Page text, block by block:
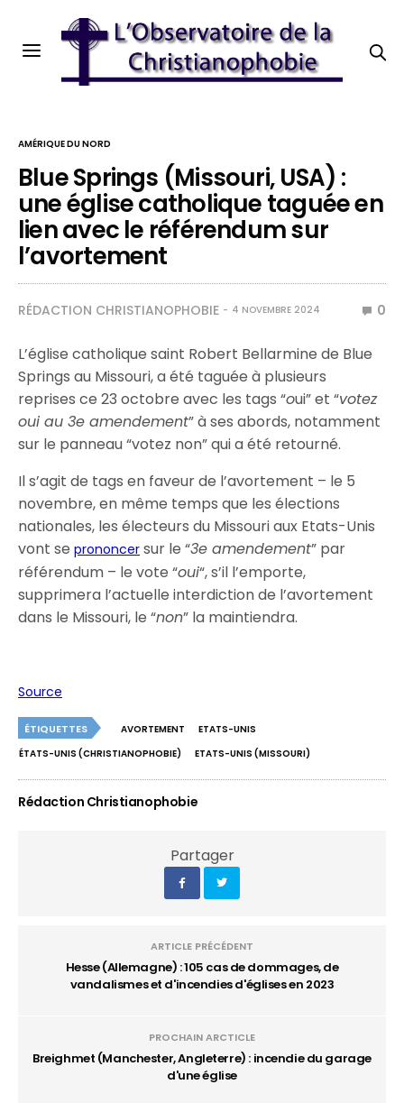
AMÉRIQUE DU NORD
Blue Springs (Missouri, USA) :
une église catholique taguée en
lien avec le référendum sur
l’avortement
RÉDACTION CHRISTIANOPHOBIE 4 NOVEMBRE 2024 0
L’église catholique saint Robert Bellarmine de Blue
Springs au Missouri, a été taguée à plusieurs
reprises ce 23 octobre avec les tags “oui” et “votez
oui au 3e amendement” à ses abords, notamment
sur le panneau “votez non” qui a été retourné.
Il s’agit de tags en faveur de l’avortement – le 5
novembre, en même temps que les élections
nationales, les électeurs du Missouri aux Etats-Unis
vont seprononcer sur le “3e amendement” par
référendum – le vote “oui“, s’il l’emporte,
supprimera l’actuelle interdiction de l’avortement
dans le Missouri, le “non” la maintiendra.
Source
ÉTIQUETTES AVORTEMENT
ETATS-UNIS
ÉTATS-UNIS (CHRISTIANOPHOBIE)
ETATS-UNIS (MISSOURI)
Rédaction Christianophobie
Partager
ARTICLE PRÉCÉDENT
Hesse (Allemagne) : 105 cas de dommages, de
vandalismes et d'incendies d'églises en 2023
PROCHAIN ARCTICLE
Breighmet (Manchester, Angleterre) : incendie du garage
d'une église